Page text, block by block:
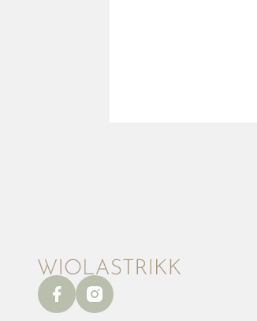
facebookinstagram